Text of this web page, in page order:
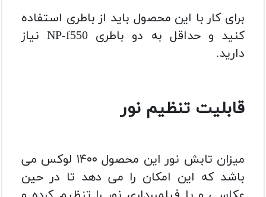
برای کار با این محصول باید از باطری استفاده
کنید و حداقل به دو باطری NP-f550 نیاز
دارید.
قابلیت تنظیم نور
میزان تابش نور این محصول ۱۴۰۰ لوکس می
باشد که این امکان را می دهد تا در حین